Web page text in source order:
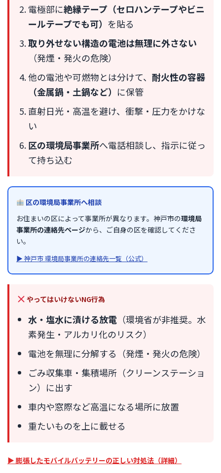
電極部に絶縁テープ（セロハンテープやビニ
ールテープでも可） を貼る
取り外せない構造の電池は無理に外さない
（発煙・発火の危険）
他の電池や可燃物とは分けて、 耐火性の容器
（金属鍋・土鍋など） に保管
直射日光・高温を避け、衝撃・圧力をかけな
い
区の環境局事業所へ電話相談し、指示に従っ
て持ち込む
区の環境局事業所へ相談
お住まいの区によって事業所が異なります。神戸市の環境局
事業所の連絡先ページから、ご自身の区を確認してくださ
い。
▶ 神戸市 環境局事業所の連絡先一覧（公式）
やってはいけないNG行為
水・塩水に漬ける放電 （環境省が非推奨。水
素発生・アルカリ化のリスク）
電池を無理に分解する（発煙・発火の危険）
ごみ収集車・集積場所（クリーンステーショ
ン）に出す
車内や窓際など高温になる場所に放置
重たいものを上に載せる
▶ 膨張したモバイルバッテリーの正しい対処法（詳細）